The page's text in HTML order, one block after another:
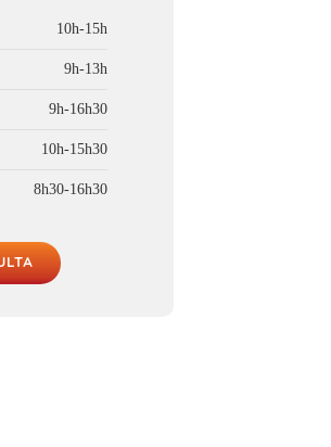
10h-15h
9h-13h
9h-16h30
10h-15h30
8h30-16h30